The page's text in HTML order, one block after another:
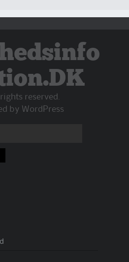
reserved.
by WordPress